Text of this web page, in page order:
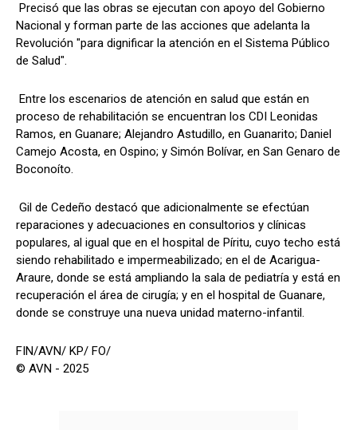
Precisó que las obras se ejecutan con apoyo del Gobierno
Nacional y forman parte de las acciones que adelanta la
Revolución "para dignificar la atención en el Sistema Público
de Salud".
Entre los escenarios de atención en salud que están en
proceso de rehabilitación se encuentran los CDI Leonidas
Ramos, en Guanare; Alejandro Astudillo, en Guanarito; Daniel
Camejo Acosta, en Ospino; y Simón Bolívar, en San Genaro de
Boconoíto.
Gil de Cedeño destacó que adicionalmente se efectúan
reparaciones y adecuaciones en consultorios y clínicas
populares, al igual que en el hospital de Píritu, cuyo techo está
siendo rehabilitado e impermeabilizado; en el de Acarigua-
Araure, donde se está ampliando la sala de pediatría y está en
recuperación el área de cirugía; y en el hospital de Guanare,
donde se construye una nueva unidad materno-infantil.
FIN/AVN/ KP/ FO/
© AVN - 2025